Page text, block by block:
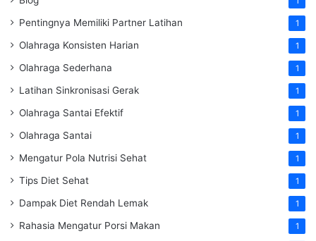
Pentingnya Memiliki Partner Latihan 1
Olahraga Konsisten Harian 1
Olahraga Sederhana 1
Latihan Sinkronisasi Gerak 1
Olahraga Santai Efektif 1
Olahraga Santai 1
Mengatur Pola Nutrisi Sehat 1
Tips Diet Sehat 1
Dampak Diet Rendah Lemak 1
Rahasia Mengatur Porsi Makan 1